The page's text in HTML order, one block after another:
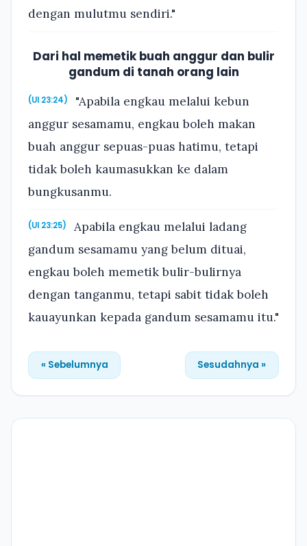
dengan mulutmu sendiri."
Dari hal memetik buah anggur dan bulir
gandum di tanah orang lain
(Ul 23:24)
"Apabila engkau melalui kebun
anggur sesamamu, engkau boleh makan
buah anggur sepuas-puas hatimu, tetapi
tidak boleh kaumasukkan ke dalam
bungkusanmu.
(Ul 23:25)
Apabila engkau melalui ladang
gandum sesamamu yang belum dituai,
engkau boleh memetik bulir-bulirnya
dengan tanganmu, tetapi sabit tidak boleh
kauayunkan kepada gandum sesamamu itu."
« Sebelumnya Sesudahnya »